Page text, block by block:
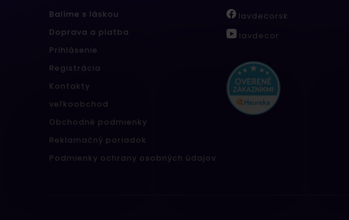
Balíme s láskou
Doprava a platba
Prihlásenie
Registrácia
Kontakty
veľkoobchod
Obchodné podmienky
Reklamačný poriadok
Podmienky ochrany osobných údajov
lavdecorsk
lavdecor